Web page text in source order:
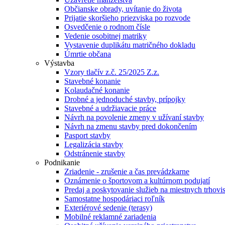
Občianske obrady, uvítanie do života
Prijatie skoršieho priezviska po rozvode
Osvedčenie o rodnom čísle
Vedenie osobitnej matriky
Vystavenie duplikátu matričného dokladu
Úmrtie občana
Výstavba
Vzory tlačív z.č. 25/2025 Z.z.
Stavebné konanie
Kolaudačné konanie
Drobné a jednoduché stavby, prípojky
Stavebné a udržiavacie práce
Návrh na povolenie zmeny v užívaní stavby
Návrh na zmenu stavby pred dokončením
Pasport stavby
Legalizácia stavby
Odstránenie stavby
Podnikanie
Zriadenie - zrušenie a čas prevádzkarne
Oznámenie o športovom a kultúrnom podujatí
Predaj a poskytovanie služieb na miestnych
Samostatne hospodáriaci roľník
Exteriérové sedenie (terasy)
Mobilné reklamné zariadenia